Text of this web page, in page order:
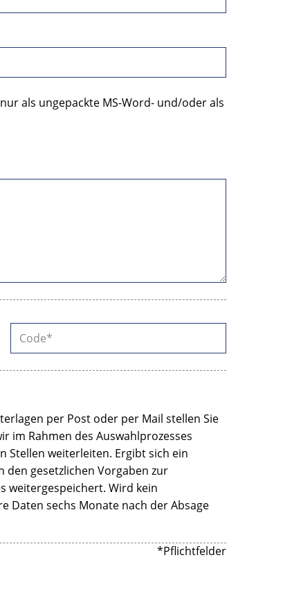
als ungepackte MS-Word- und/oder als
per Post oder per Mail stellen Sie
im Rahmen des Auswahlprozesses
Stellen weiterleiten. Ergibt sich ein
den gesetzlichen Vorgaben zur
weitergespeichert. Wird kein
Daten sechs Monate nach der Absage
*Pflichtfelder